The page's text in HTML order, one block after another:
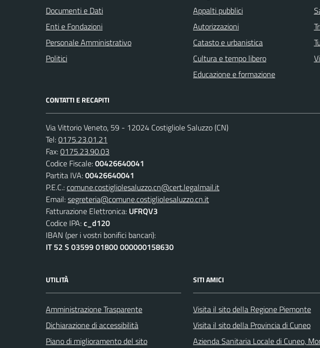
Documenti e Dati
Enti e Fondazioni
Personale Amministrativo
Politici
Appalti pubblici
Autorizzazioni
Catasto e urbanistica
Cultura e tempo libero
Educazione e formazione
CONTATTI E RECAPITI
Via Vittorio Veneto, 59 - 12024 Costigliole Saluzzo (CN)
Tel:0175.23.01.21
Fax:0175.23.90.03
Codice Fiscale:00426640041
Partita IVA:00426640041
P.E.C.:comune.costigliolesaluzzo.cn@cert.legalmail.it
Email:segreteria@comune.costigliolesaluzzo.cn.it
Fatturazione Elettronica: UFRQV3
Codice IPA:c_d120
IBAN (per i vostri bonifici bancari):
IT 52 S 03599 01800 000000158630
UTILITÀ
Amministrazione Trasparente
Dichiarazione di accessibilità
Piano di miglioramento del sito
SITI AMICI
Visita il sito della Regione Piemonte
Visita il sito della Provincia di Cuneo
Azienda Sanitaria Locale di Cuneo,